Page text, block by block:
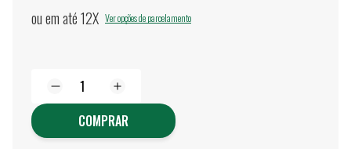
ou em até12X Ver opções de parcelamento
COMPRAR